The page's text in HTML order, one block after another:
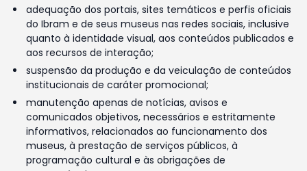
adequação dos portais, sites temáticos e perfis oficiais
do Ibram e de seus museus nas redes sociais, inclusive
quanto à identidade visual, aos conteúdos publicados e
aos recursos de interação;
suspensão da produção e da veiculação de conteúdos
institucionais de caráter promocional;
manutenção apenas de notícias, avisos e
comunicados objetivos, necessários e estritamente
informativos, relacionados ao funcionamento dos
museus, à prestação de serviços públicos, à
programação cultural e às obrigações de